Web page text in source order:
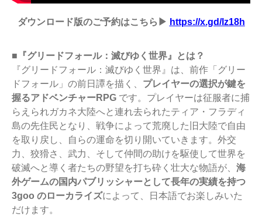
ダウンロード版のご予約はこちら▶ https://x.gd/lz18h
■『グリードフォール：滅びゆく世界』とは？
『グリードフォール：滅びゆく世界』は、前作「グリー
ドフォール」の前日譚を描く、 プレイヤーの選択が鍵を
握るアドベンチャーRPG です。プレイヤーは征服者に捕
らえられガカネ大陸へと連れ去られたティア・フラディ
島の先住民となり、戦争によって荒廃した旧大陸で自由
を取り戻し、自らの運命を切り開いていきます。外交
力、狡猾さ、武力、そして仲間の助けを駆使して世界を
破滅へと導く者たちの野望を打ち砕く壮大な物語が、 海
外ゲームの国内パブリッシャーとして長年の実績を持つ
3goo のローカライズによって、日本語でお楽しみいた
だけます。